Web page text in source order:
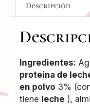
Descripción
Ingredientes:
proteína de
en polvo 3%
tiene leche ),